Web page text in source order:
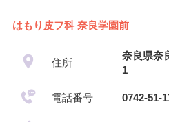
はもり皮フ科 奈良学園前
住所
奈良県奈
1
電話番号 0742-51-